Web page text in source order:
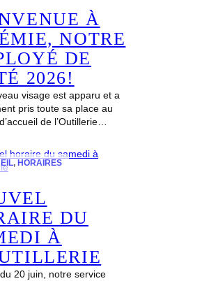
À
NOTRE
DE
2026!
visage est apparu et a
pris toute sa place au
de l’Outillerie…
, HORAIRES
DU
À
20 juin, notre service